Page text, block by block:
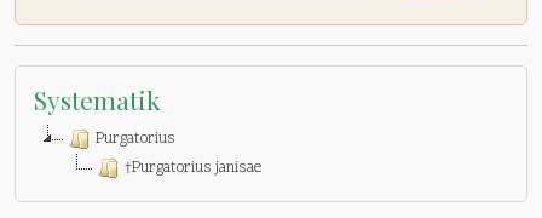
Systematik
Purgatorius
†Purgatorius janisae